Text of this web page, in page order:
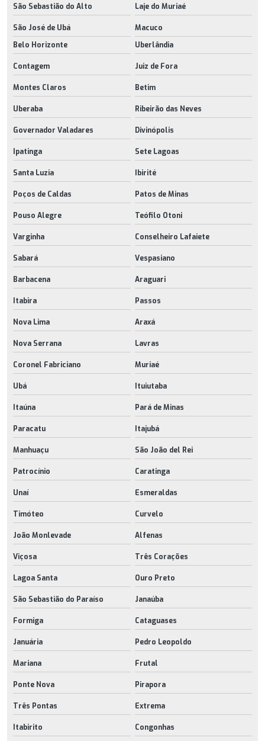
São Sebastião do Alto Laje do Muriaé
São José de Ubá
Macuco
Belo Horizonte
Uberlândia
Contagem Juiz de Fora
Montes Claros Betim
Uberaba Ribeirão das Neves
Governador Valadares Divinópolis
Ipatinga Sete Lagoas
Santa Luzia Ibirité
Poços de Caldas Patos de Minas
Pouso Alegre Teófilo Otoni
Varginha Conselheiro Lafaiete
Sabará Vespasiano
Barbacena Araguari
Itabira Passos
Nova Lima Araxá
Nova Serrana Lavras
Coronel Fabriciano Muriaé
Ubá Ituiutaba
Itaúna Pará de Minas
Paracatu Itajubá
Manhuaçu São João del Rei
Patrocínio Caratinga
Unaí Esmeraldas
Timóteo Curvelo
João Monlevade Alfenas
Viçosa Três Corações
Lagoa Santa Ouro Preto
São Sebastião do Paraíso Janaúba
Formiga Cataguases
Januária Pedro Leopoldo
Mariana Frutal
Ponte Nova Pirapora
Três Pontas Extrema
Itabirito Congonhas